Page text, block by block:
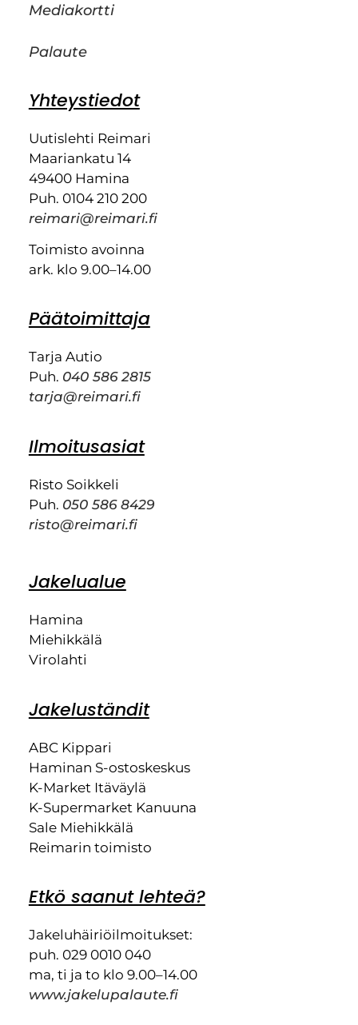
Mediakortti
Palaute
Yhteystiedot
Uutislehti Reimari
Maariankatu 14
49400 Hamina
Puh. 0104 210 200
reimari@reimari.fi
Toimisto avoinna
ark. klo 9.00–14.00
Päätoimittaja
Tarja Autio
Puh. 040 586 2815
tarja@reimari.fi
Ilmoitusasiat
Risto Soikkeli
Puh. 050 586 8429
risto@reimari.fi
Jakelualue
Hamina
Miehikkälä
Virolahti
Jakeluständit
ABC Kippari
Haminan S-ostoskeskus
K-Market Itäväylä
K-Supermarket Kanuuna
Sale Miehikkälä
Reimarin toimisto
Etkö saanut lehteä?
Jakeluhäiriöilmoitukset:
puh. 029 0010 040
ma, ti ja to klo 9.00–14.00
www.jakelupalaute.fi